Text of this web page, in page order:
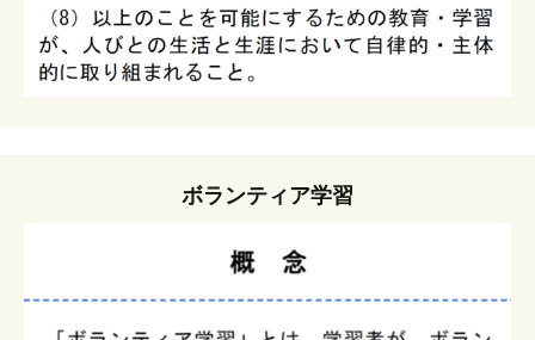
ボランティア学習